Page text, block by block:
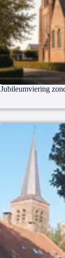
Jubileumviering